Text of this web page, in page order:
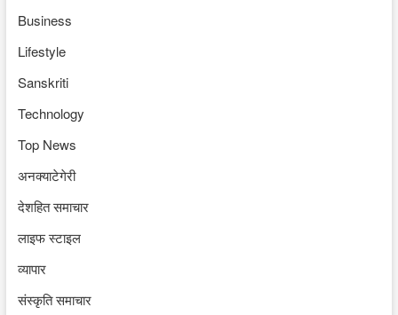
Business
Lifestyle
Sanskriti
Technology
Top News
अनक्याटेगेरी
देशहित समाचार
लाइफ स्टाइल
व्यापार
संस्कृति समाचार